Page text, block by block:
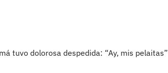
tuvo dolorosa despedida: “Ay, mis pelaitas”